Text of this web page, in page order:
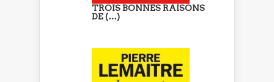
TROIS BONNES RAISONS
DE (…)